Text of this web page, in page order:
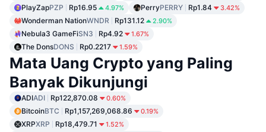
PlayZapPZP Rp16.95 4.97% PerryPERRY Rp1.84 3.42%
Wonderman NationWNDR Rp131.12 2.90%
Nebula3 GameFiSN3 Rp4.92 1.67%
The DonsDONS Rp0.2217 1.59%
Mata Uang Crypto yang Paling
Banyak Dikunjungi
ADIADI Rp122,870.08 0.60%
BitcoinBTC Rp1,157,269,068.86 0.19%
XRPXRP Rp18,479.71 1.52%